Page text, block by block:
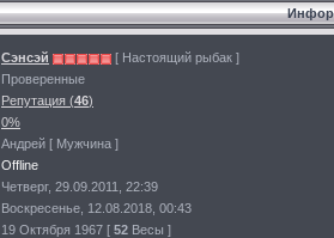
Сэнсэй
[ Настоящий рыбак ]
Проверенные
Репутация (46)
0%
Андрей [ Мужчина ]
Offline
Четверг, 29.09.2011, 22:39
Воскресенье, 12.08.2018, 00:43
19 Октября 1967 [ 52 Весы ]